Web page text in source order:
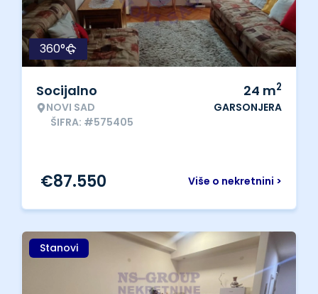
360°
Socijalno
NOVI SAD
ŠIFRA: #575405
24 m2
GARSONJERA
Više o nekretnini >
€87.550
Stanovi